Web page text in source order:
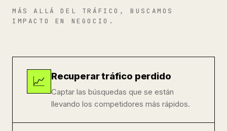
MÁS ALLÁ DEL TRÁFICO, BUSCAMOS
IMPACTO EN NEGOCIO.
📈 Recuperar tráfico perdido
Captar las búsquedas que se están
llevando los competidores más rápidos.